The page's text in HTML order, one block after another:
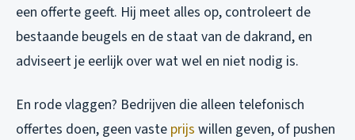
een offerte geeft. Hij meet alles op, controleert de
bestaande beugels en de staat van de dakrand, en
adviseert je eerlijk over wat wel en niet nodig is.
En rode vlaggen? Bedrijven die alleen telefonisch
offertes doen, geen vaste prijs willen geven, of pushen